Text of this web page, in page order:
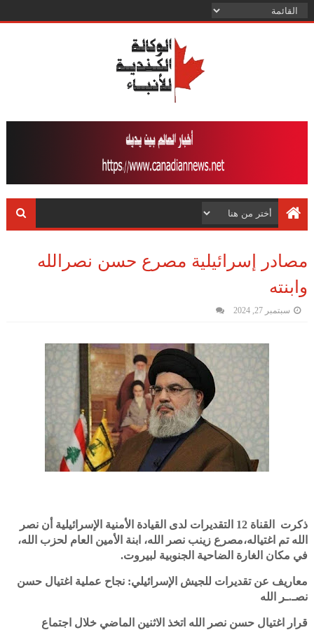
مصادر إسرائيلية مصرع حسن نصرالله
وابنته
سبتمبر 27, 2024
ذكرت
القناة 12 التقديرات لدى القيادة الأمنية الإسرائيلية أن نصر
الله تم اغتياله،مصرع زينب نصر الله، ابنة الأمين العام لحزب الله،
في مكان الغارة الضاحية الجنوبية لبيروت.
معاريف عن تقديرات للجيش الإسرائيلي: نجاح عملية اغتيال حسن
نصـ.ـر الله
قرار اغتيال حسن نصر الله اتخذ الاثنين الماضي خلال اجتماع